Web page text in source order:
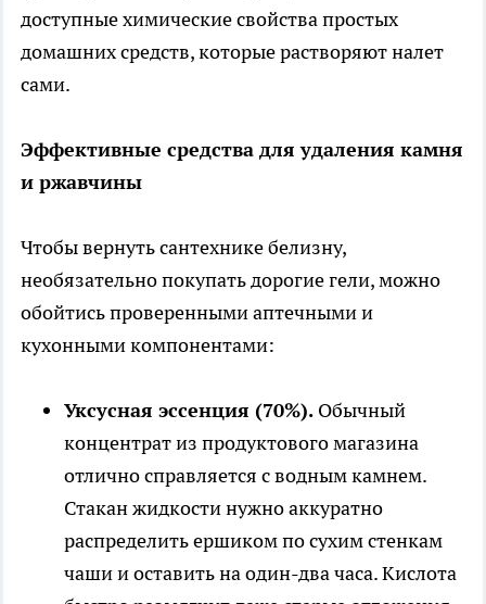
доступные химические свойства простых
домашних средств, которые растворяют налет
сами.
Эффективные средства для удаления камня
и ржавчины
Чтобы вернуть сантехнике белизну,
необязательно покупать дорогие гели, можно
обойтись проверенными аптечными и
кухонными компонентами:
Уксусная эссенция (70%). Обычный
концентрат из продуктового магазина
отлично справляется с водным камнем.
Стакан жидкости нужно аккуратно
распределить ершиком по сухим стенкам
чаши и оставить на один-два часа. Кислота